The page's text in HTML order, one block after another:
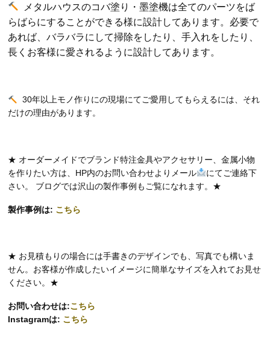
メタルハウスのコバ塗り・墨塗機は全てのパーツをば
らばらにすることができる様に設計してあります。必要で
あれば、バラバラにして掃除をしたり、手入れをしたり、
長くお客様に愛されるように設計してあります。
30年以上モノ作りにの現場にてご愛用してもらえるには、それ
だけの理由があります。
★ オーダーメイドでブランド特注金具やアクセサリー、金属小物
を作りたい方は、HP内のお問い合わせよりメール
にてご連絡下
さい。 ブログでは沢山の製作事例もご覧になれます。★
製作事例は: こちら
★ お見積もりの場合には手書きのデザインでも、写真でも構いま
せん。お客様が作成したいイメージに簡単なサイズを入れてお見せ
ください。★
お問い合わせは:こちら
Instagramは: こちら